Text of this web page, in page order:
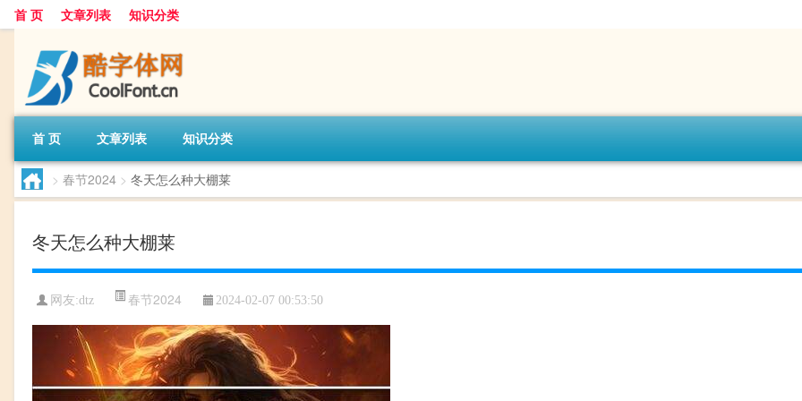
首 页 文章列表 知识分类
首 页 文章列表 知识分类
> 春节2024 > 冬天怎么种大棚莱
冬天怎么种大棚莱
网友:dtz 春节2024 2024-02-07 00:53:50